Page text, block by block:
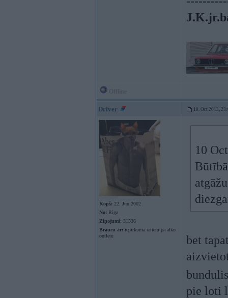
Driver 10. Oct 2013,
Kopš: 22. Jun 2002
No: Rīga
Ziņojumi: 31536
Braucu ar: iepirkuma ratiem pa alko
outletu
10
bet
pie loti